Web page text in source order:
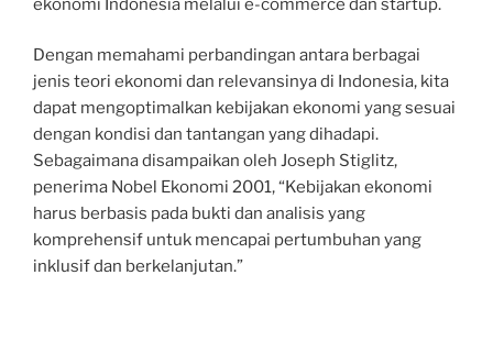
ekonomi Indonesia melalui e-commerce dan startup.
Dengan memahami perbandingan antara berbagai
jenis teori ekonomi dan relevansinya di Indonesia, kita
dapat mengoptimalkan kebijakan ekonomi yang sesuai
dengan kondisi dan tantangan yang dihadapi.
Sebagaimana disampaikan oleh Joseph Stiglitz,
penerima Nobel Ekonomi 2001, “Kebijakan ekonomi
harus berbasis pada bukti dan analisis yang
komprehensif untuk mencapai pertumbuhan yang
inklusif dan berkelanjutan.”